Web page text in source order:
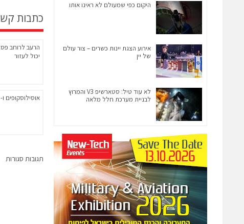
כתבות
יכול לעזור
אוסילוסקופים ו- ENOB
תגובות סגורות
היקום כפי שמעולם לא ראינו אותו
אירוע הצגת יינות כשרים – צור עולם
של יין
לא עוד טיל: סטארשיפ V3 והמרוץ
לבניית מערכת חלל מלאה